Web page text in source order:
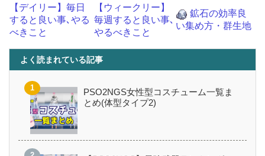
【デイリー】毎日
すると良い事､やる
べきこと
【ウィークリー】
毎週すると良い事､
やるべきこと
鉱石の効率良
い集め方・群生地
よく読まれている記事
PSO2NGS女性型コスチューム一覧ま
とめ(体型タイプ2)